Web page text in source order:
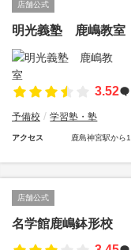
店舗公式
明光義塾 鹿嶋教室
3.52
予備校 学習塾・塾
アクセス 鹿島神宮駅から
店舗公式
名学館鹿嶋鉢形校